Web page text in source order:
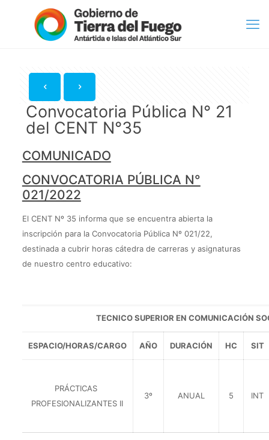
Convocatoria Pública N° 21
del CENT N°35
COMUNICADO
CONVOCATORIA PÚBLICA N°
021/2022
El CENT Nº 35 informa que se encuentra abierta la
inscripción para la Convocatoria Pública Nº 021/22,
destinada a cubrir horas cátedra de carreras y asignaturas
de nuestro centro educativo:
TECNICO SUPERIOR EN COMUNICACIÓN
ESPACIO/HORAS/CARGO AÑO DURACIÓN HC SIT
PRÁCTICAS
PROFESIONALIZANTES II
3º ANUAL 5 INT